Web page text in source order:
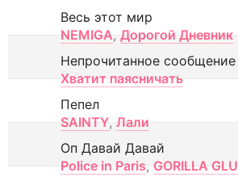
Весь этот мир
NEMIGA, Дорогой Дневник
Непрочитанное сообщение
Хватит паясничать
Пепел
SAINTY, Лали
Оп Давай Давай
Police in Paris, GORILLA GLU